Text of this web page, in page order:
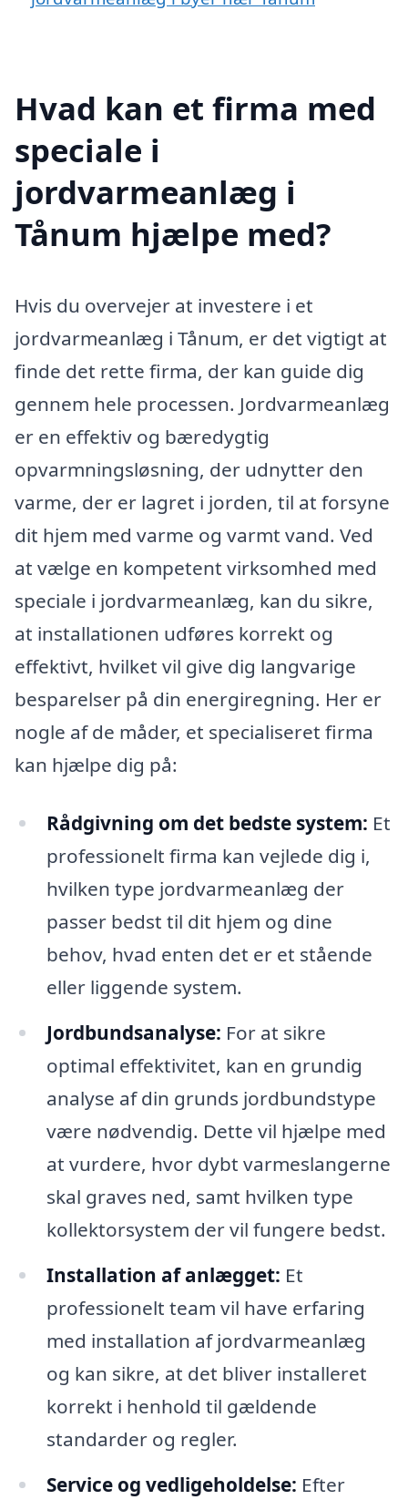
Hvad kan et firma med
speciale i
jordvarmeanlæg i
Tånum hjælpe med?
Hvis du overvejer at investere i et
jordvarmeanlæg i Tånum, er det vigtigt at
finde det rette firma, der kan guide dig
gennem hele processen. Jordvarmeanlæg
er en effektiv og bæredygtig
opvarmningsløsning, der udnytter den
varme, der er lagret i jorden, til at forsyne
dit hjem med varme og varmt vand. Ved
at vælge en kompetent virksomhed med
speciale i jordvarmeanlæg, kan du sikre,
at installationen udføres korrekt og
effektivt, hvilket vil give dig langvarige
besparelser på din energiregning. Her er
nogle af de måder, et specialiseret firma
kan hjælpe dig på:
Rådgivning om det bedste system: Et
professionelt firma kan vejlede dig i,
hvilken type jordvarmeanlæg der
passer bedst til dit hjem og dine
behov, hvad enten det er et stående
eller liggende system.
Jordbundsanalyse: For at sikre
optimal effektivitet, kan en grundig
analyse af din grunds jordbundstype
være nødvendig. Dette vil hjælpe med
at vurdere, hvor dybt varmeslangerne
skal graves ned, samt hvilken type
kollektorsystem der vil fungere bedst.
Installation af anlægget: Et
professionelt team vil have erfaring
med installation af jordvarmeanlæg
og kan sikre, at det bliver installeret
korrekt i henhold til gældende
standarder og regler.
Service og vedligeholdelse: Efter